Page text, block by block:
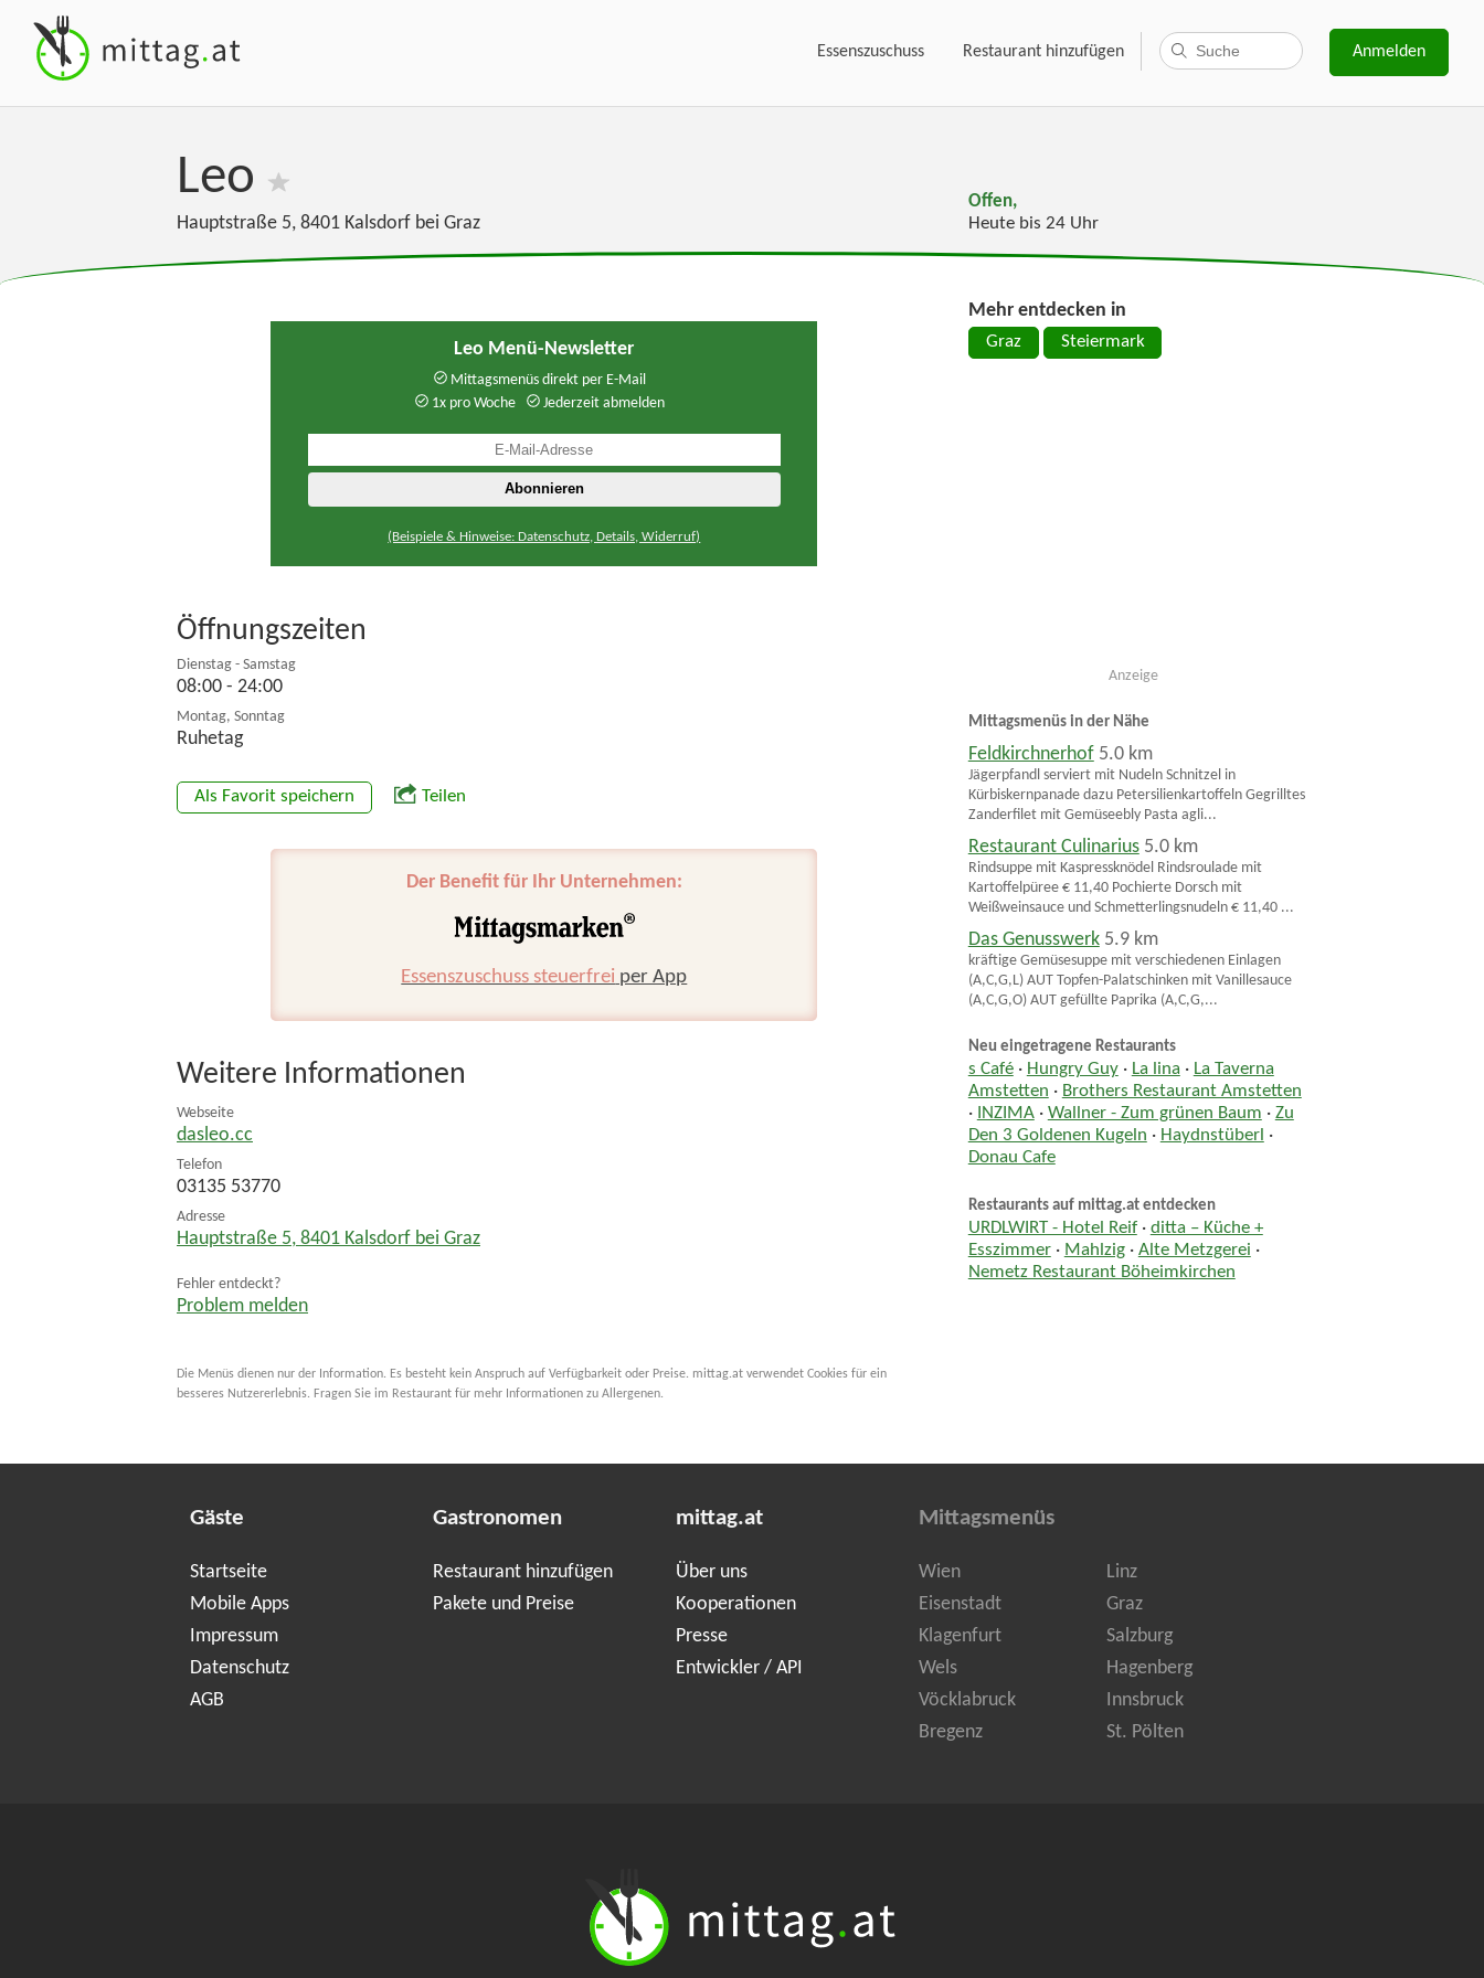
Essenszuschuss Restaurant hinzufügen Anmelden
Leo
Hauptstraße 5, 8401 Kalsdorf bei Graz
Offen,
Heute bis 24 Uhr
Leo Menü-Newsletter
Mittagsmenüs direkt per E-Mail
1x pro Woche
Jederzeit abmelden
(Beispiele & Hinweise: Datenschutz, Details, Widerruf)
Öffnungszeiten
Dienstag - Samstag
08:00 - 24:00
Montag, Sonntag
Ruhetag
Als Favorit speichern Teilen
Der Benefit für Ihr Unternehmen:
Essenszuschuss steuerfrei per App
Weitere Informationen
Webseite
dasleo.cc
Telefon
03135 53770
Adresse
Hauptstraße 5, 8401 Kalsdorf bei Graz
Fehler entdeckt?
Problem melden
Die Menüs dienen nur der Information. Es besteht kein Anspruch auf Verfügbarkeit oder Preise. mittag.at verwendet Cookies für ein
besseres Nutzererlebnis. Fragen Sie im Restaurant für mehr Informationen zu Allergenen.
Mehr entdecken in
Graz Steiermark
Anzeige
Mittagsmenüs in der Nähe
Feldkirchnerhof 5.0 km
Jägerpfandl serviert mit Nudeln Schnitzel in
Kürbiskernpanade dazu Petersilienkartoffeln Gegrilltes
Zanderfilet mit Gemüseebly Pasta agli...
Restaurant Culinarius 5.0 km
Rindsuppe mit Kaspressknödel Rindsroulade mit
Kartoffelpüree € 11,40 Pochierte Dorsch mit
Weißweinsauce und Schmetterlingsnudeln € 11,40 ...
Das Genusswerk 5.9 km
kräftige Gemüsesuppe mit verschiedenen Einlagen
(A,C,G,L) AUT Topfen-Palatschinken mit Vanillesauce
(A,C,G,O) AUT gefüllte Paprika (A,C,G,...
Neu eingetragene Restaurants
s Café· Hungry Guy· La lina · La Taverna
Amstetten · Brothers Restaurant Amstetten
· INZIMA· Wallner - Zum grünen Baum · Zu
Den 3 Goldenen Kugeln · Haydnstüberl ·
Donau Cafe
Restaurants auf mittag.at entdecken
URDLWIRT - Hotel Reif· ditta – Küche +
Esszimmer· Mahlzig· Alte Metzgerei ·
Nemetz Restaurant Böheimkirchen
Gäste
Startseite
Mobile Apps
Impressum
Datenschutz
AGB
Gastronomen
Restaurant hinzufügen
Pakete und Preise
mittag.at
Über uns
Kooperationen
Presse
Entwickler / API
Mittagsmenüs
Wien
Linz
Eisenstadt
Graz
Klagenfurt
Salzburg
Wels
Hagenberg
Vöcklabruck
Innsbruck
Bregenz
St. Pölten